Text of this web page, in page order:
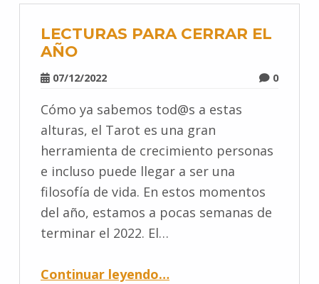
LECTURAS PARA CERRAR EL
AÑO
07/12/2022 0
Cómo ya sabemos tod@s a estas
alturas, el Tarot es una gran
herramienta de crecimiento personas
e incluso puede llegar a ser una
filosofía de vida. En estos momentos
del año, estamos a pocas semanas de
terminar el 2022. El…
Continuar leyendo…